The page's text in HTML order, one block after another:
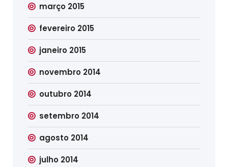
março 2015
fevereiro 2015
janeiro 2015
novembro 2014
outubro 2014
setembro 2014
agosto 2014
julho 2014